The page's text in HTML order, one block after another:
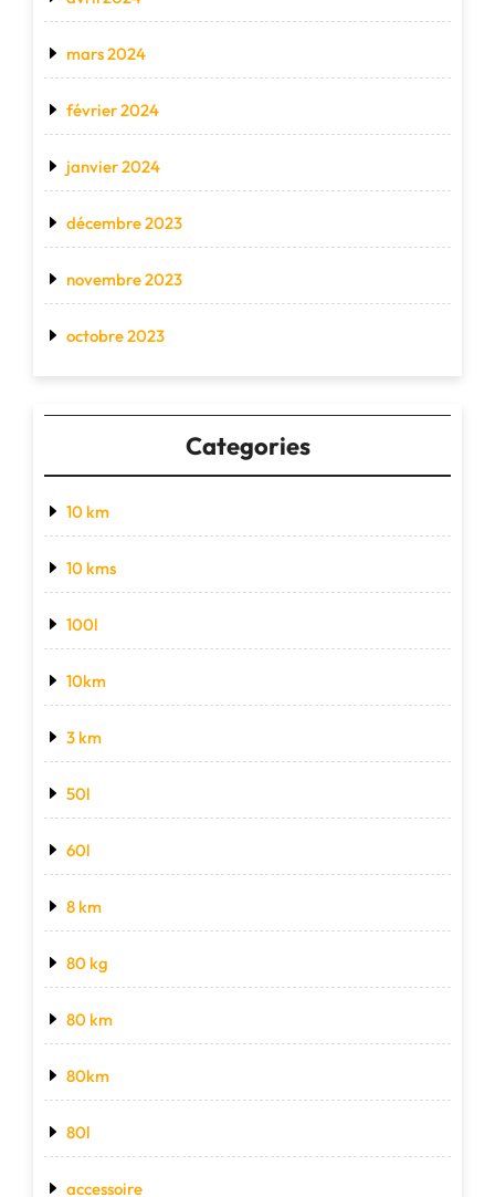
mars 2024
février 2024
janvier 2024
décembre 2023
novembre 2023
octobre 2023
Categories
10 km
10 kms
100l
10km
3 km
50l
60l
8 km
80 kg
80 km
80km
80l
accessoire